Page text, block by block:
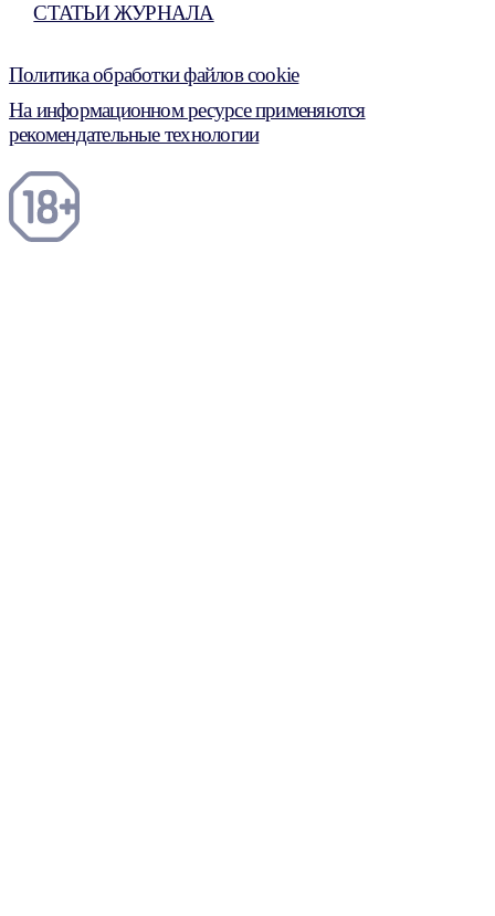
СТАТЬИ ЖУРНАЛА
Политика обработки файлов cookie
На информационном ресурсе применяются
рекомендательные технологии